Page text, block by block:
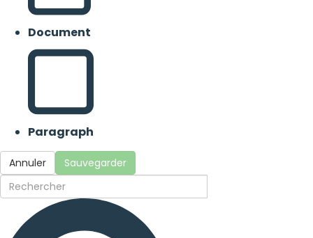
Document
Paragraph
Annuler Sauvegarder